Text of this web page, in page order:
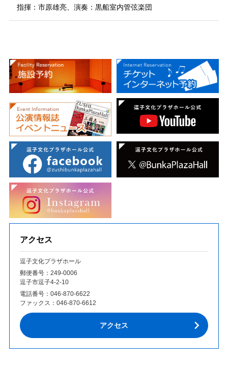
指揮：市原雄亮、演奏：黒船室内管弦楽団
アクセス
逗子文化プラザホール
郵便番号：249‐0006
逗子市逗子4-2-10
電話番号： 046-870-6622
ファックス： 046-870-6612
アクセス